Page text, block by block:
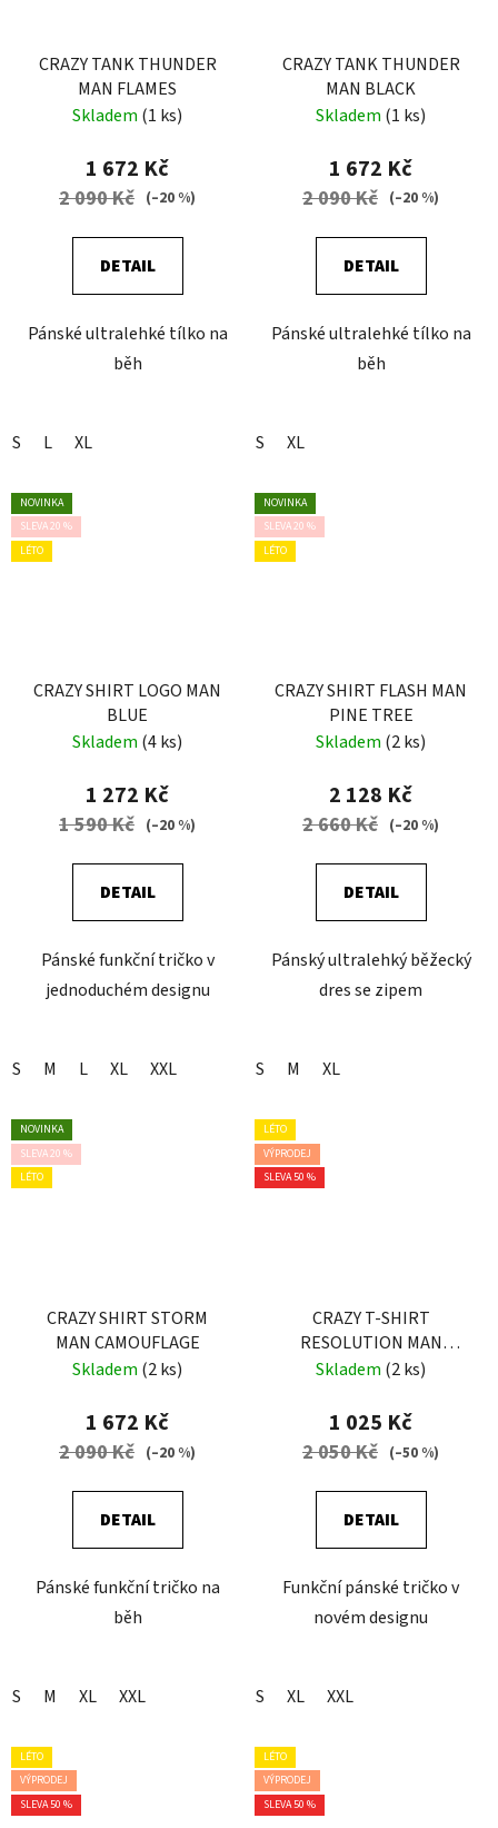
CRAZY TANK THUNDER
MAN FLAMES
Skladem (1 ks)
1 672 Kč
2 090 Kč (–20 %)
DETAIL
Pánské ultralehké tílko na
běh
S L XL
CRAZY TANK THUNDER
MAN BLACK
Skladem (1 ks)
1 672 Kč
2 090 Kč (–20 %)
DETAIL
Pánské ultralehké tílko na
běh
S XL
NOVINKA
SLEVA 20 %
LÉTO
CRAZY SHIRT LOGO MAN
BLUE
Skladem (4 ks)
1 272 Kč
1 590 Kč (–20 %)
DETAIL
Pánské funkční tričko v
jednoduchém designu
S M L XL XXL
NOVINKA
SLEVA 20 %
LÉTO
CRAZY SHIRT FLASH MAN
PINE TREE
Skladem (2 ks)
2 128 Kč
2 660 Kč (–20 %)
DETAIL
Pánský ultralehký běžecký
dres se zipem
S M XL
NOVINKA
SLEVA 20 %
LÉTO
CRAZY SHIRT STORM
MAN CAMOUFLAGE
Skladem (2 ks)
1 672 Kč
2 090 Kč (–20 %)
DETAIL
Pánské funkční tričko na
běh
S M XL XXL
LÉTO
VÝPRODEJ
SLEVA 50 %
CRAZY T-SHIRT
RESOLUTION MAN
SULFUR-BLACK
Skladem (2 ks)
1 025 Kč
2 050 Kč (–50 %)
DETAIL
Funkční pánské tričko v
novém designu
S XL XXL
LÉTO
VÝPRODEJ
SLEVA 50 %
LÉTO
VÝPRODEJ
SLEVA 50 %